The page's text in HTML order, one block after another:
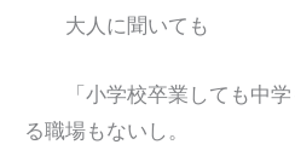
大人に聞いても
「小学校卒業しても中学
る職場もないし。